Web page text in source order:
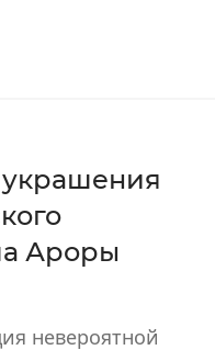
Ароры
невероятной